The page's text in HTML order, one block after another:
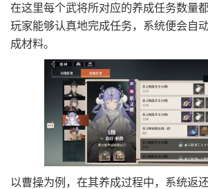
在这里每个武将所对应的养成任务数量
玩家能够认真地完成任务，系统便会自
成材料。
以曹操为例，在其养成过程中，系统返